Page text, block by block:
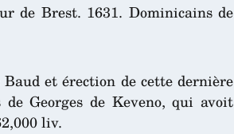
de Brest. 1631. Dominicains de
et érection de cette dernière
Georges de Keveno, qui avoit
liv.